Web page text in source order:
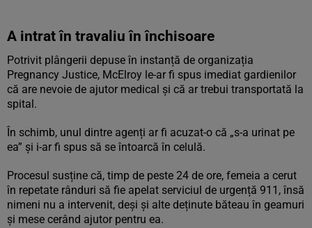
A intrat în travaliu în închisoare
Potrivit plângerii depuse în instanță de organizația
Pregnancy Justice, McElroy le-ar fi spus imediat gardienilor
că are nevoie de ajutor medical și că ar trebui transportată la
spital.
În schimb, unul dintre agenți ar fi acuzat-o că „s-a urinat pe
ea” și i-ar fi spus să se întoarcă în celulă.
Procesul susține că, timp de peste 24 de ore, femeia a cerut
în repetate rânduri să fie apelat serviciul de urgență 911, însă
nimeni nu a intervenit, deși și alte deținute băteau în geamuri
și mese cerând ajutor pentru ea.